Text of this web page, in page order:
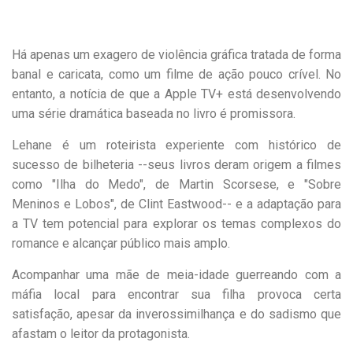
Há apenas um exagero de violência gráfica tratada de forma
banal e caricata, como um filme de ação pouco crível. No
entanto, a notícia de que a Apple TV+ está desenvolvendo
uma série dramática baseada no livro é promissora.
Lehane é um roteirista experiente com histórico de
sucesso de bilheteria --seus livros deram origem a filmes
como "Ilha do Medo", de Martin Scorsese, e "Sobre
Meninos e Lobos", de Clint Eastwood-- e a adaptação para
a TV tem potencial para explorar os temas complexos do
romance e alcançar público mais amplo.
Acompanhar uma mãe de meia-idade guerreando com a
máfia local para encontrar sua filha provoca certa
satisfação, apesar da inverossimilhança e do sadismo que
afastam o leitor da protagonista.